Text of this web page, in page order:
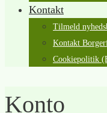
Kontakt
Tilmeld
Kontakt
Cookiepolitik
Konto